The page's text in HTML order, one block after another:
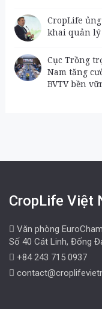
CropLife
khai quản lý
Cục Trồng
Nam tăng
BVTV bền
CropLife Việt
Văn phòng
Số 40 Cát Linh, Đống
+84 243 715 0937